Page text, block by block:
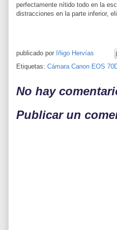
perfectamente nítido todo en la
distracciones en la parte inferior,
publicado por Iñigo Hervías
Etiquetas: Cámara Canon EOS
No hay
Publicar un